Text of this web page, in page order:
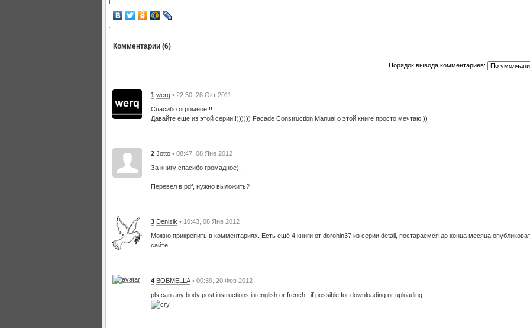
Комментарии (6)
Порядок вывода комментариев:
1 werq • 22:50, 28 Окт 2011
Спасибо огромное!!!
Давайте еще из этой серии!!)))))) Facade Construction Manual о этой книге просто мечтаю!))
2 Jotto • 08:47, 08 Янв 2012
За книгу спасибо громадное).
Перевел в pdf, нужно выложить?
3 Denisik • 10:43, 08 Янв 2012
Можно прикрепить в комментариях. Есть ещё 4 книги от dorohin37 из серии detail, постараемся до конца месяца
сайте.
4 BOBMELLA • 00:39, 20 Фев 2012
pls can any body post instructions in english or french , if possible for downloading or uploading